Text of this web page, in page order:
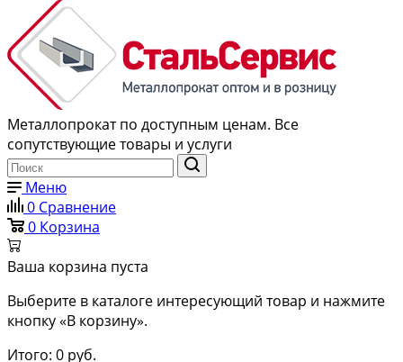
Металлопрокат по доступным ценам. Все
сопутствующие товары и услуги
Меню
0 Сравнение
0 Корзина
Ваша корзина пуста
Выберите в каталоге интересующий товар и нажмите
кнопку «В корзину».
Итого: 0 руб.